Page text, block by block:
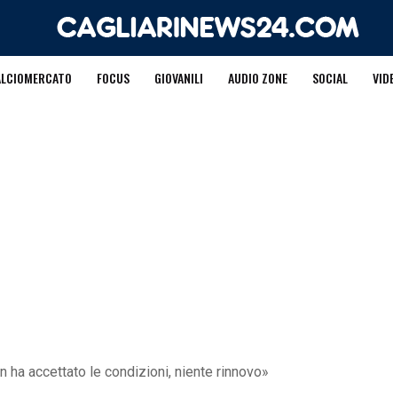
FOCUS GIOVANILI AUDIO ZONE SOCIAL
ha accettato le condizioni, niente rinnovo»